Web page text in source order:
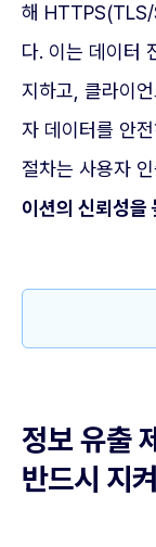
해 HTTPS(TLS/
다. 이는 데이터
지하고, 클라이
자 데이터를 안
절차는 사용자
이션의 신뢰성을
정보 유출
반드시 지